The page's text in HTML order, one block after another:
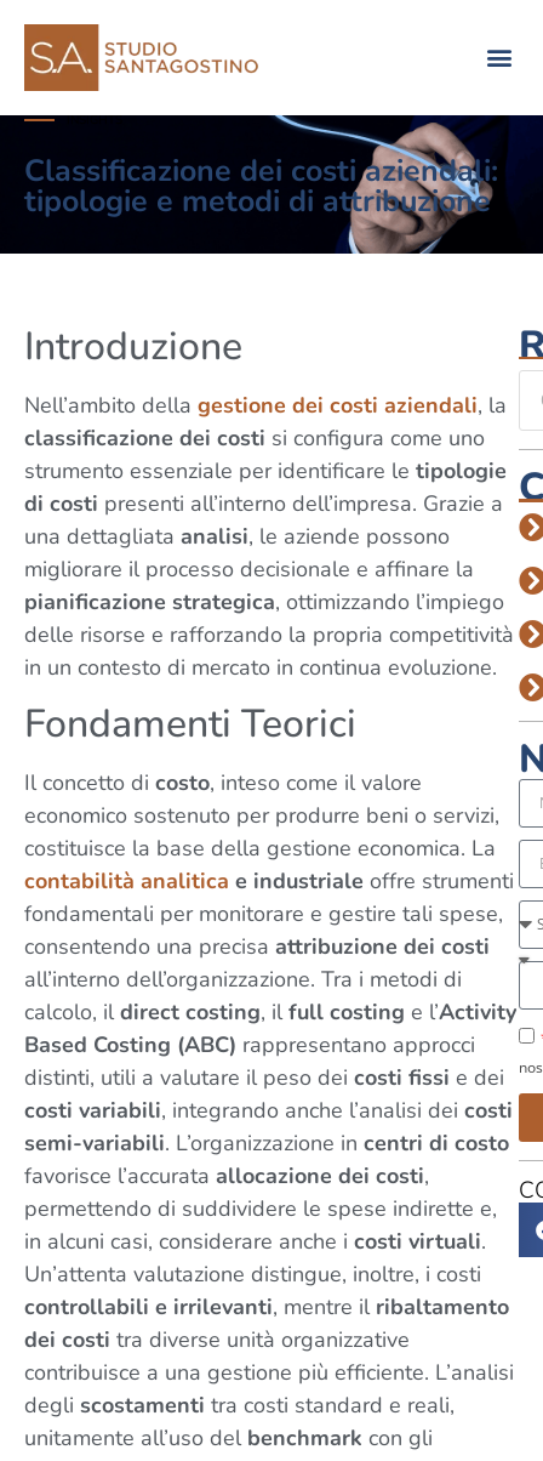
INSIGHTS
Classificazione dei costi aziendali:
tipologie e metodi di attribuzione
Introduzione
Nell’ambito della gestione dei costi aziendali, la
classificazione dei costi si configura come uno
strumento essenziale per identificare le tipologie
di costi presenti all’interno dell’impresa. Grazie a
una dettagliata analisi, le aziende possono
migliorare il processo decisionale e affinare la
pianificazione strategica, ottimizzando l’impiego
delle risorse e rafforzando la propria competitività
in un contesto di mercato in continua evoluzione.
Fondamenti Teorici
Il concetto di costo, inteso come il valore
economico sostenuto per produrre beni o servizi,
costituisce la base della gestione economica. La
contabilità analitica e industriale offre strumenti
fondamentali per monitorare e gestire tali spese,
consentendo una precisa attribuzione dei costi
all’interno dell’organizzazione. Tra i metodi di
calcolo, ildirect costing, ilfull costing e l’Activity
Based Costing (ABC) rappresentano approcci
distinti, utili a valutare il peso dei costi fissi e dei
costi variabili, integrando anche l’analisi dei costi
semi-variabili. L’organizzazione in centri di costo
favorisce l’accurata allocazione dei costi,
permettendo di suddividere le spese indirette e,
in alcuni casi, considerare anche i costi virtuali.
Un’attenta valutazione distingue, inoltre, i costi
controllabili e irrilevanti, mentre il ribaltamento
dei costi tra diverse unità organizzative
contribuisce a una gestione più efficiente. L’analisi
degli scostamenti tra costi standard e reali,
unitamente all’uso del benchmark con gli